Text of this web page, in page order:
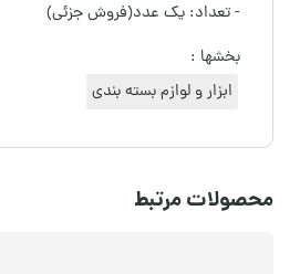
- تعداد: یک عدد(فروش جزئی)
بخشها :
ابزار و لوازم بسته بندی
محصولات مرتبط